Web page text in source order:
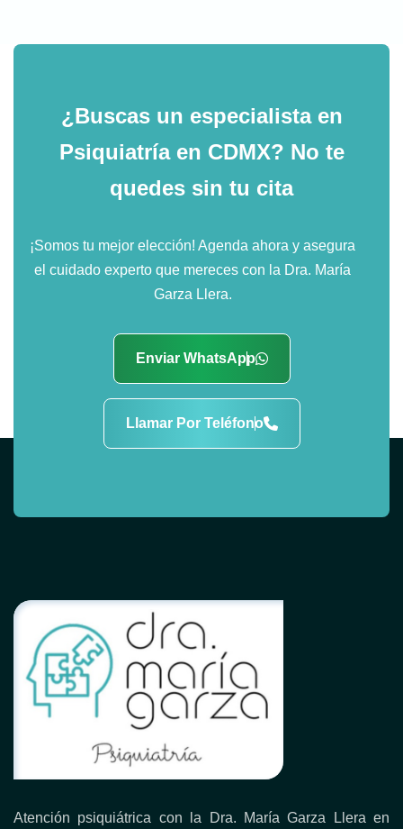
¿Buscas un especialista en
Psiquiatría en CDMX? No te
quedes sin tu cita
¡Somos tu mejor elección! Agenda ahora y asegura
el cuidado experto que mereces con la Dra. María
Garza Llera.
Enviar WhatsApp
Llamar Por Teléfono
Atención psiquiátrica con la Dra. María Garza Llera en